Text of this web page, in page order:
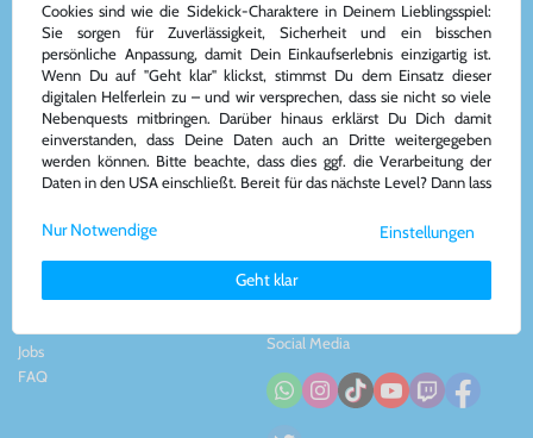
Kontakt&Team
AGB
Widerrufsrecht
Impressum
& Datenschutz
Zahlung und Versand
Vertrag widerrufen
Konsolenkost GmbH
Plauener Str. 163-165
13053 Berlin, DE
Tel: +49 30 - 609886894
Mail: info@konsolenkost.de
www.konsolenkost.de
Über das Unternehmen
Partnerprogramm
Jobs
FAQ
Social Media
Cookies sind wie die Sidekick-Charaktere in Deinem Lieblingsspiel:
Sie sorgen für Zuverlässigkeit, Sicherheit und ein bisschen
persönliche Anpassung, damit Dein Einkaufserlebnis einzigartig ist.
Wenn Du auf "Geht klar" klickst, stimmst Du dem Einsatz dieser
digitalen Helferlein zu – und wir versprechen, dass sie nicht so viele
Nebenquests mitbringen. Darüber hinaus erklärst Du Dich damit
einverstanden, dass Deine Daten auch an Dritte weitergegeben
werden können. Bitte beachte, dass dies ggf. die Verarbeitung der
Daten in den USA einschließt. Bereit für das nächste Level? Dann lass
Weitere Informationen zu den von uns verwendeten Cookies und
Deinen Rechten als Nutzer findest Du in unsererDaten­schutz­
Impressum.
Einstellungen
Geht klar
Nur Notwendige